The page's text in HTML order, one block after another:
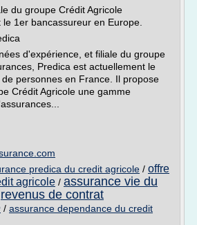
du groupe Crédit Agricole
1er bancassureur en Europe.
d'expérience, et filiale du groupe
Predica est actuellement le
personnes en France. Il propose
Crédit Agricole une gamme
predica du credit agricole / offre
agricole / assurance vie du
revenus de contrat
/ assurance dependance du credit